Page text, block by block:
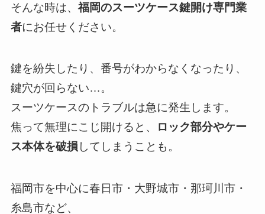
そんな時は、福岡のスーツケース鍵開け専門業
者にお任せください。
鍵を紛失したり、番号がわからなくなったり、
鍵穴が回らない…。
スーツケースのトラブルは急に発生します。
焦って無理にこじ開けると、
ロック部分やケー
ス本体を破損 してしまうことも。
福岡市を中心に春日市・大野城市・那珂川市・
糸島市など、